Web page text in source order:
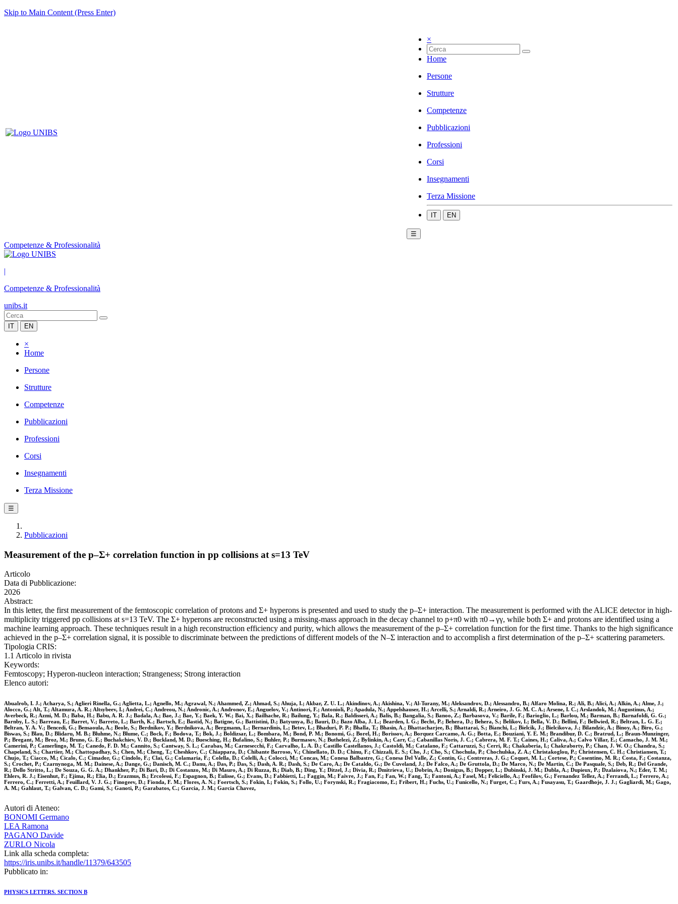
Skip to Main Content (Press Enter)
×
Home
Persone
Strutture
Competenze
Pubblicazioni
Professioni
Corsi
Insegnamenti
Terza Missione
IT EN
☰
Competenze & Professionalità
|
Competenze & Professionalità
unibs.it
IT EN
×
Home
Persone
Strutture
Competenze
Pubblicazioni
Professioni
Corsi
Insegnamenti
Terza Missione
☰
Pubblicazioni
Measurement of the p–Σ+ correlation function in pp collisions at s=13 TeV
Articolo
Data di Pubblicazione:
2026
Abstract:
In this letter, the first measurement of the femtoscopic correlation of protons and Σ+ hyperons is presented and used to study the p–Σ+ interaction. The measurement is performed with the ALICE detector in high-
multiplicity triggered pp collisions at s=13 TeV. The Σ+ hyperons are reconstructed using a missing-mass approach in the decay channel to p+π0 with π0→γγ, while both Σ+ and protons are identified using a
machine learning approach. These techniques result in a high reconstruction efficiency and purity, which allows the measurement of the p–Σ+ correlation function for the first time. Thanks to the high significance
achieved in the p–Σ+ correlation signal, it is possible to discriminate between the predictions of different models of the N–Σ interaction and to accomplish a first determination of the p–Σ+ scattering parameters.
Tipologia CRIS:
1.1 Articolo in rivista
Keywords:
Femtoscopy; Hyperon-nucleon interaction; Strangeness; Strong interaction
Elenco autori:
Abualrob, I. J.; Acharya, S.; Aglieri Rinella, G.; Aglietta, L.; Agnello, M.; Agrawal, N.; Ahammed, Z.; Ahmad, S.; Ahuja, I.; Akbar, Z. U. L.; Akindinov, A.; Akishina, V.; Al-Turany, M.; Aleksandrov, D.; Alessandro, B.; Alfaro Molina, R.; Ali, B.; Alici, A.; Alkin, A.; Alme, J.;
Alocco, G.; Alt, T.; Altamura, A. R.; Altsybeev, I.; Andrei, C.; Andreou, N.; Andronic, A.; Andronov, E.; Anguelov, V.; Antinori, F.; Antonioli, P.; Apadula, N.; Appelshauser, H.; Arcelli, S.; Arnaldi, R.; Arneiro, J. G. M. C. A.; Arsene, I. C.; Arslandok, M.; Augustinus, A.;
Averbeck, R.; Azmi, M. D.; Baba, H.; Babu, A. R. J.; Badala, A.; Bae, J.; Bae, Y.; Baek, Y. W.; Bai, X.; Bailhache, R.; Bailung, Y.; Bala, R.; Baldisseri, A.; Balis, B.; Bangalia, S.; Banoo, Z.; Barbasova, V.; Barile, F.; Barioglio, L.; Barlou, M.; Barman, B.; Barnafoldi, G. G.;
Barnby, L. S.; Barreau, E.; Barret, V.; Barreto, L.; Barth, K.; Bartsch, E.; Bastid, N.; Batigne, G.; Battistini, D.; Batyunya, B.; Bauri, D.; Bazo Alba, J. L.; Bearden, I. G.; Becht, P.; Behera, D.; Behera, S.; Belikov, I.; Bella, V. D.; Bellini, F.; Bellwied, R.; Beltran, L. G. E.;
Beltran, Y. A. V.; Bencedi, G.; Bensaoula, A.; Beole, S.; Berdnikov, Y.; Berdnikova, A.; Bergmann, L.; Bernardinis, L.; Betev, L.; Bhaduri, P. P.; Bhalla, T.; Bhasin, A.; Bhattacharjee, B.; Bhattarai, S.; Bianchi, L.; Bielcik, J.; Bielcikova, J.; Bilandzic, A.; Binoy, A.; Biro, G.;
Biswas, S.; Blau, D.; Blidaru, M. B.; Bluhme, N.; Blume, C.; Bock, F.; Bodova, T.; Bok, J.; Boldizsar, L.; Bombara, M.; Bond, P. M.; Bonomi, G.; Borel, H.; Borissov, A.; Borquez Carcamo, A. G.; Botta, E.; Bouziani, Y. E. M.; Brandibur, D. C.; Bratrud, L.; Braun-Munzinger,
P.; Bregant, M.; Broz, M.; Bruno, G. E.; Buchakchiev, V. D.; Buckland, M. D.; Buesching, H.; Bufalino, S.; Buhler, P.; Burmasov, N.; Buthelezi, Z.; Bylinkin, A.; Carr, C.; Cabanillas Noris, J. C.; Cabrera, M. F. T.; Caines, H.; Caliva, A.; Calvo Villar, E.; Camacho, J. M. M.;
Camerini, P.; Camerlingo, M. T.; Canedo, F. D. M.; Cannito, S.; Cantway, S. L.; Carabas, M.; Carnesecchi, F.; Carvalho, L. A. D.; Castillo Castellanos, J.; Castoldi, M.; Catalano, F.; Cattaruzzi, S.; Cerri, R.; Chakaberia, I.; Chakraborty, P.; Chan, J. W. O.; Chandra, S.;
Chapeland, S.; Chartier, M.; Chattopadhay, S.; Chen, M.; Cheng, T.; Cheshkov, C.; Chiappara, D.; Chibante Barroso, V.; Chinellato, D. D.; Chinu, F.; Chizzali, E. S.; Cho, J.; Cho, S.; Chochula, P.; Chochulska, Z. A.; Christakoglou, P.; Christensen, C. H.; Christiansen, T.;
Chujo, T.; Ciacco, M.; Cicalo, C.; Cimador, G.; Cindolo, F.; Clai, G.; Colamaria, F.; Colella, D.; Colelli, A.; Colocci, M.; Concas, M.; Conesa Balbastre, G.; Conesa Del Valle, Z.; Contin, G.; Contreras, J. G.; Coquet, M. L.; Cortese, P.; Cosentino, M. R.; Costa, F.; Costanza,
S.; Crochet, P.; Czarnynoga, M. M.; Dainese, A.; Dange, G.; Danisch, M. C.; Danu, A.; Das, P.; Das, S.; Dash, A. R.; Dash, S.; De Caro, A.; De Cataldo, G.; De Cuveland, J.; De Falco, A.; De Gruttola, D.; De Marco, N.; De Martin, C.; De Pasquale, S.; Deb, R.; Del Grande,
R.; Dello Stritto, L.; De Souza, G. G. A.; Dhankher, P.; Di Bari, D.; Di Costanzo, M.; Di Mauro, A.; Di Ruzza, B.; Diab, B.; Ding, Y.; Ditzel, J.; Divia, R.; Dmitrieva, U.; Dobrin, A.; Donigus, B.; Dopper, L.; Dubinski, J. M.; Dubla, A.; Dupieux, P.; Dzalaiova, N.; Eder, T. M.;
Ehlers, R. J.; Eisenhut, F.; Ejima, R.; Elia, D.; Erazmus, B.; Ercolessi, F.; Espagnon, B.; Eulisse, G.; Evans, D.; Fabbietti, L.; Faggin, M.; Faivre, J.; Fan, F.; Fan, W.; Fang, T.; Fantoni, A.; Fasel, M.; Feliciello, A.; Feofilov, G.; Fernandez Tellez, A.; Ferrandi, L.; Ferrero, A.;
Ferrero, C.; Ferretti, A.; Feuillard, V. J. G.; Finogeev, D.; Fionda, F. M.; Flores, A. N.; Foertsch, S.; Fokin, I.; Fokin, S.; Follo, U.; Forynski, R.; Fragiacomo, E.; Fribert, H.; Fuchs, U.; Funicello, N.; Furget, C.; Furs, A.; Fusayasu, T.; Gaardhoje, J. J.; Gagliardi, M.; Gago,
A. M.; Gahlaut, T.; Galvan, C. D.; Gami, S.; Ganoti, P.; Garabatos, C.; Garcia, J. M.; Garcia Chavez,
Autori di Ateneo:
BONOMI Germano
LEA Ramona
PAGANO Davide
ZURLO Nicola
Link alla scheda completa:
https://iris.unibs.it/handle/11379/643505
Pubblicato in:
PHYSICS LETTERS. SECTION B